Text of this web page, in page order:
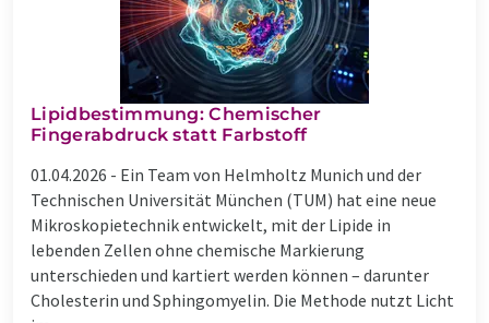
Lipidbestimmung: Chemischer
Fingerabdruck statt Farbstoff
01.04.2026 - Ein Team von Helmholtz Munich und der
Technischen Universität München (TUM) hat eine neue
Mikroskopietechnik entwickelt, mit der Lipide in
lebenden Zellen ohne chemische Markierung
unterschieden und kartiert werden können – darunter
Cholesterin und Sphingomyelin. Die Methode nutzt Licht